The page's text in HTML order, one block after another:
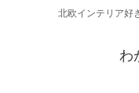
北欧インテリア好
わ